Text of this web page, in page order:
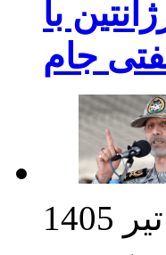
۲۰۲۶/ دیدار آرژانتین با
جام